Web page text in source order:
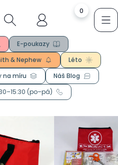
0
E-poukazy
& Nephew
Léto
na míru
Náš Blog
(po–pá)